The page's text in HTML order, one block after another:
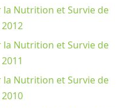
Nutrition et Survie de
Nutrition et Survie de
Nutrition et Survie de